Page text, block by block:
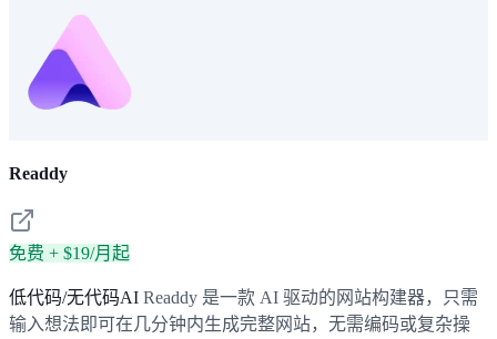
Readdy
免费 + $19/月起
低代码/无代码AI Readdy 是一款 AI 驱动的网站构建器，只需
输入想法即可在几分钟内生成完整网站，无需编码或复杂操